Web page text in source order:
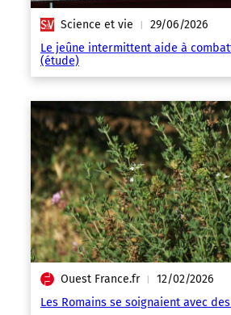
Science et vie | 29/06/2026
Le jeûne intermittent aide à
(étude)
Ouest France.fr | 12/02/2026
Les Romains se soignaient avec